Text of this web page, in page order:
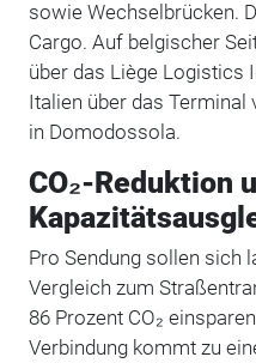
sowie Wechselbrücken.
Cargo. Auf belgischer
über das Liège Logistics
Italien über das Terminal
in Domodossola.
CO₂-Reduktion
Pro Sendung sollen sich
Vergleich zum
86 Prozent CO₂
Verbindung kommt zu